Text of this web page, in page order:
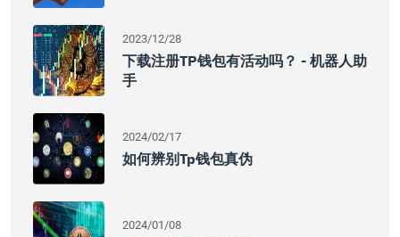
2023/12/28
下载注册TP钱包有活动吗？ - 机器人助
手
2024/02/17
如何辨别tp钱包真伪
2024/01/08